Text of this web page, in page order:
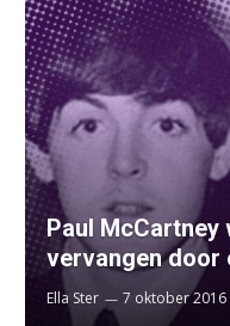
Paul McCartney
vervangen door
Ella Ster 7 oktober 2016